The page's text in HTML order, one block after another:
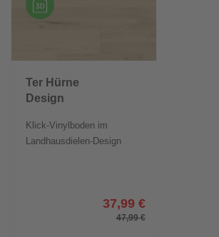
Ter Hürne
Design
LHD XL
Klick-Vinylboden im
Landhausdielen-Design
37,99 €
47,99 €